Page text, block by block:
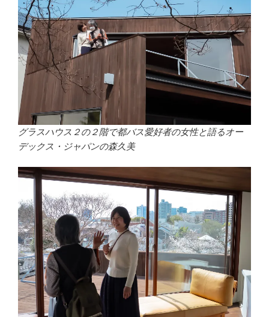
グラスハウス２の２階で都バス愛好者の女性と語るオー
デックス・ジャパンの森久美